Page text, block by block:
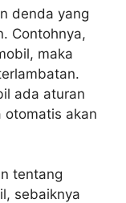
denda yang
Contohnya,
maka
ada aturan
otomatis akan
tentang
sebaiknya